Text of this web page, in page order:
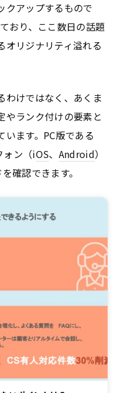
クアップするもので
おり、ここ数日の話題
オリジナリティ溢れる
わけではなく、あくま
やランク付けの要素と
います。PC版である
ン（iOS、 Android）
確認できます。